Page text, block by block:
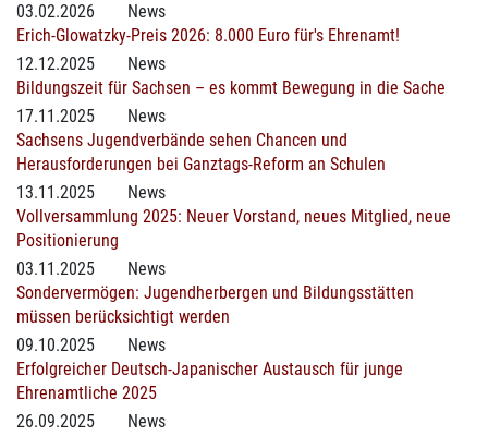
03.02.2026
News
Erich-Glowatzky-Preis 2026: 8.000 Euro für's Ehrenamt!
12.12.2025
News
Bildungszeit für Sachsen – es kommt Bewegung in die Sache
17.11.2025
News
Sachsens Jugendverbände sehen Chancen und
Herausforderungen bei Ganztags-Reform an Schulen
13.11.2025
News
Vollversammlung 2025: Neuer Vorstand, neues Mitglied, neue
Positionierung
03.11.2025
News
Sondervermögen: Jugendherbergen und Bildungsstätten
müssen berücksichtigt werden
09.10.2025
News
Erfolgreicher Deutsch-Japanischer Austausch für junge
Ehrenamtliche 2025
26.09.2025
News